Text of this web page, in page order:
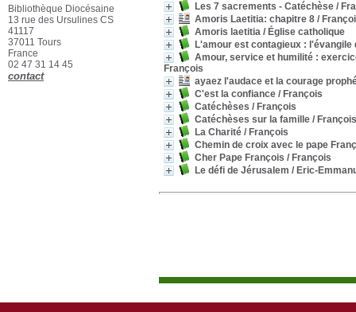
Les 7 sacrements - Catéchèse /
Amoris Laetitia: chapitre 8 /
Amoris laetitia / Église catholique
L'amour est contagieux : l'évangile
Amour, service et humilité :
François
ayaez l'audace et la courage
C'est la confiance / François
Catéchèses / François
Catéchèses sur la famille / François
La Charité / François
Chemin de croix avec le pape
Cher Pape François / François
Le défi de Jérusalem / Eric-
Bibliothèque Diocésaine
13 rue des Ursulines CS
41117
37011 Tours
France
02 47 31 14 45
contact